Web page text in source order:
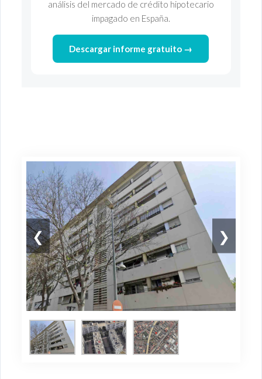
análisis del mercado de crédito hipotecario
impagado en España.
Descargar informe gratuito →
❮ ❯